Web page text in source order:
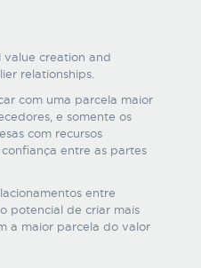
value creation and
relationships.
com uma parcela maior
e somente os
com recursos
entre as partes
entre
potencial de criar mais
a maior parcela do valor